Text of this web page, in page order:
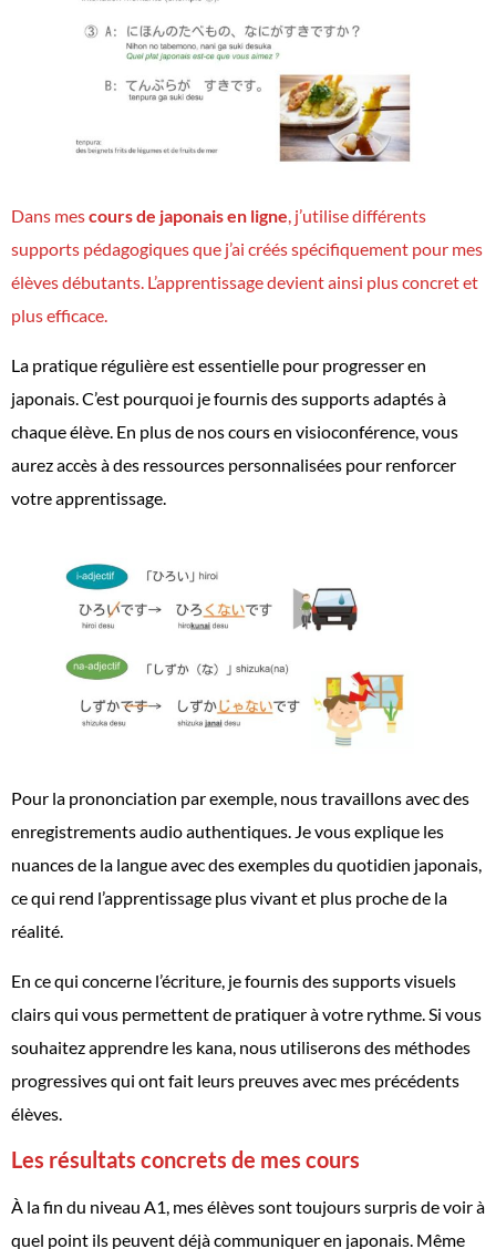
Dans mescours de japonais en ligne, j’utilise différents
supports pédagogiques que j’ai créés spécifiquement pour mes
élèves débutants. L’apprentissage devient ainsi plus concret et
plus efficace.
La pratique régulière est essentielle pour progresser en
japonais. C’est pourquoi je fournis des supports adaptés à
chaque élève. En plus de nos cours en visioconférence, vous
aurez accès à des ressources personnalisées pour renforcer
votre apprentissage.
Pour la prononciation par exemple, nous travaillons avec des
enregistrements audio authentiques. Je vous explique les
nuances de la langue avec des exemples du quotidien japonais,
ce qui rend l’apprentissage plus vivant et plus proche de la
réalité.
En ce qui concerne l’écriture, je fournis des supports visuels
clairs qui vous permettent de pratiquer à votre rythme. Si vous
souhaitez apprendre les kana, nous utiliserons des méthodes
progressives qui ont fait leurs preuves avec mes précédents
élèves.
Les résultats concrets de mes cours
À la fin du niveau A1, mes élèves sont toujours surpris de voir à
quel point ils peuvent déjà communiquer en japonais. Même